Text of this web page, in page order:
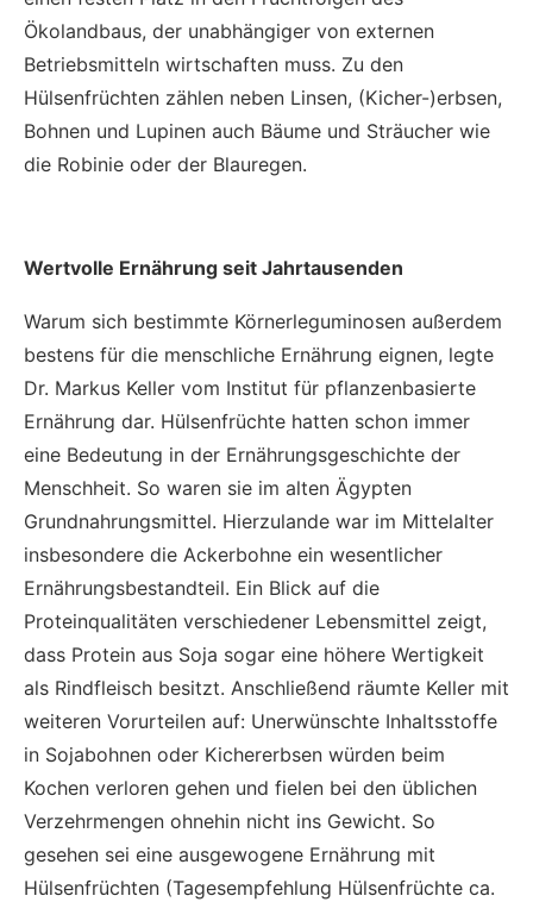
Ökolandbaus, der unabhängiger von externen
Betriebsmitteln wirtschaften muss. Zu den
Hülsenfrüchten zählen neben Linsen, (Kicher-)erbsen,
Bohnen und Lupinen auch Bäume und Sträucher wie
die Robinie oder der Blauregen.
Wertvolle Ernährung seit Jahrtausenden
Warum sich bestimmte Körnerleguminosen außerdem
bestens für die menschliche Ernährung eignen, legte
Dr. Markus Keller vom Institut für pflanzenbasierte
Ernährung dar. Hülsenfrüchte hatten schon immer
eine Bedeutung in der Ernährungsgeschichte der
Menschheit. So waren sie im alten Ägypten
Grundnahrungsmittel. Hierzulande war im Mittelalter
insbesondere die Ackerbohne ein wesentlicher
Ernährungsbestandteil. Ein Blick auf die
Proteinqualitäten verschiedener Lebensmittel zeigt,
dass Protein aus Soja sogar eine höhere Wertigkeit
als Rindfleisch besitzt. Anschließend räumte Keller mit
weiteren Vorurteilen auf: Unerwünschte Inhaltsstoffe
in Sojabohnen oder Kichererbsen würden beim
Kochen verloren gehen und fielen bei den üblichen
Verzehrmengen ohnehin nicht ins Gewicht. So
gesehen sei eine ausgewogene Ernährung mit
Hülsenfrüchten (Tagesempfehlung Hülsenfrüchte ca.